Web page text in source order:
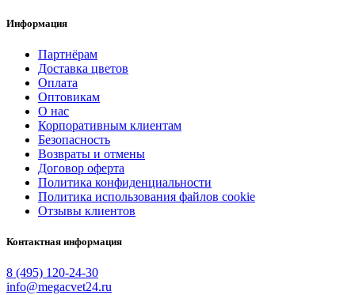
Информация
Партнёрам
Доставка цветов
Оплата
Оптовикам
О нас
Корпоративным клиентам
Безопасность
Возвраты и отмены
Договор оферта
Политика конфиденциальности
Политика использования файлов cookie
Отзывы клиентов
Контактная информация
8 (495) 120-24-30
info@megacvet24.ru